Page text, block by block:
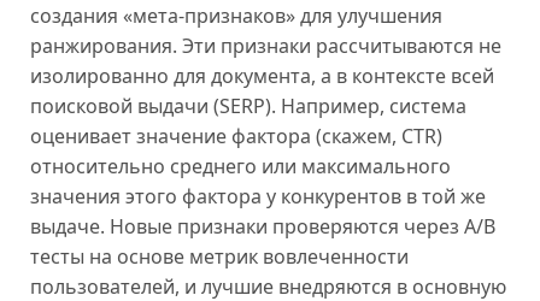
создания «мета-признаков» для улучшения
ранжирования. Эти признаки рассчитываются не
изолированно для документа, а в контексте всей
поисковой выдачи (SERP). Например, система
оценивает значение фактора (скажем, CTR)
относительно среднего или максимального
значения этого фактора у конкурентов в той же
выдаче. Новые признаки проверяются через A/B
тесты на основе метрик вовлеченности
пользователей, и лучшие внедряются в основную